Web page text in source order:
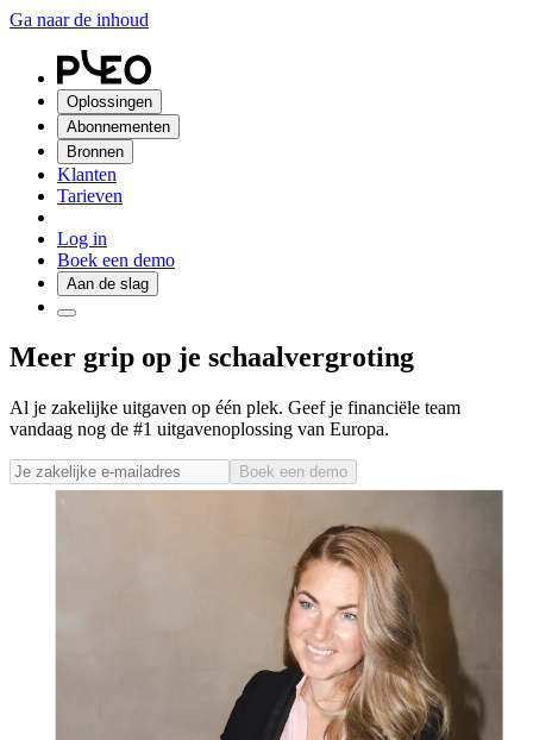
Ga naar de inhoud
Oplossingen
Abonnementen
Bronnen
Klanten
Tarieven
Log in
Boek een demo
Aan de slag
Meer grip op je schaalvergroting
Al je zakelijke uitgaven op één plek. Geef je financiële team
vandaag nog de #1 uitgavenoplossing van Europa.
Boek een demo